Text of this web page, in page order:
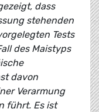
dass
stehenden
Tests
des Maistyps
davon
Verarmung
führt. Es ist